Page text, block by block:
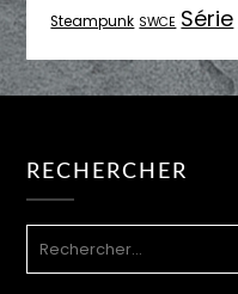
Steampunk SWCE Série
RECHERCHER